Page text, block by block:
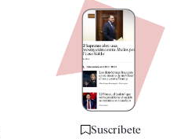
Suscríbete